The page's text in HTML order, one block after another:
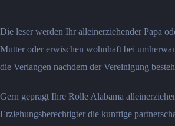
Die leser werden Ihr alleinerziehender Papa
Mutter oder erwischen wohnhaft bei
die Verlangen nachdem der Vereinigung
Gern gepragt Ihre Rolle Alabama
Erziehungsberechtigter die kunftige